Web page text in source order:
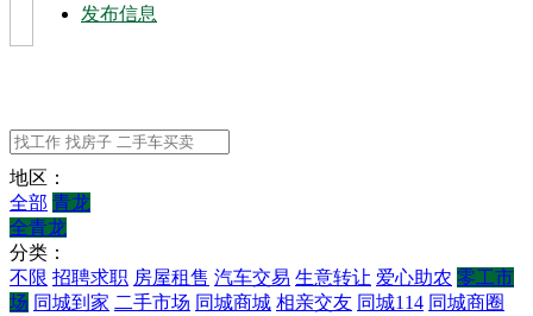
发布信息
地区：
全部 青龙
全青龙
分类：
不限 招聘求职 房屋租售 汽车交易 生意转让 爱心助农 零工市
场 同城到家 二手市场 同城商城 相亲交友 同城114 同城商圈